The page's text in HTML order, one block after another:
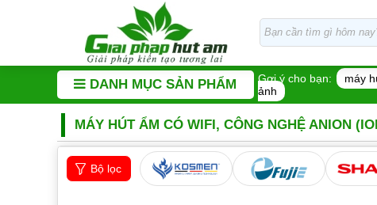
DANH MỤC SẢN PHẨM Gợi ý cho bạn: máy
ảnh
MÁY HÚT ẨM CÓ WIFI, CÔNG NGHỆ ANION
Bộ lọc